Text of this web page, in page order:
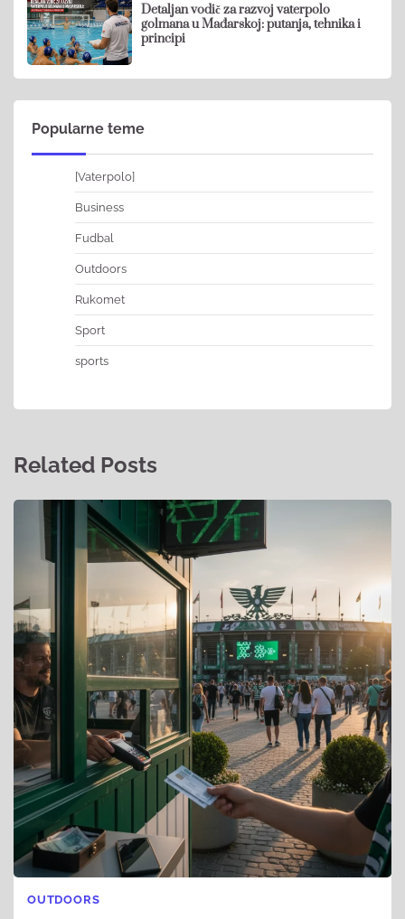
Detaljan vodič za razvoj vaterpolo
golmana u Mađarskoj: putanja, tehnika i
principi
Popularne teme
[Vaterpolo]
Business
Fudbal
Outdoors
Rukomet
Sport
sports
Related Posts
OUTDOORS